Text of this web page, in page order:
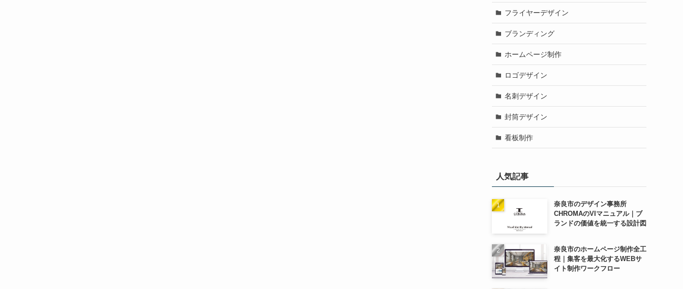
フライヤーデザイン
ブランディング
ホームページ制作
ロゴデザイン
名刺デザイン
封筒デザイン
看板制作
人気記事
奈良市のデザイン事務所
CHROMAのVIマニュアル｜ブ
ランドの価値を統一する設計図
奈良市のホームページ制作全工
程｜集客を最大化するWEBサ
イト制作ワークフロー